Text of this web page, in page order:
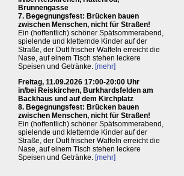
Brunnengasse
7. Begegnungsfest: Brücken bauen
zwischen Menschen, nicht für Straßen!
Ein (hoffentlich) schöner Spätsommerabend,
spielende und kletternde Kinder auf der
Straße, der Duft frischer Waffeln erreicht die
Nase, auf einem Tisch stehen leckere
Speisen und Getränke. [mehr]
Freitag, 11.09.2026 17:00-20:00 Uhr
in/bei Reiskirchen, Burkhardsfelden am
Backhaus und auf dem Kirchplatz
8. Begegnungsfest: Brücken bauen
zwischen Menschen, nicht für Straßen!
Ein (hoffentlich) schöner Spätsommerabend,
spielende und kletternde Kinder auf der
Straße, der Duft frischer Waffeln erreicht die
Nase, auf einem Tisch stehen leckere
Speisen und Getränke. [mehr]